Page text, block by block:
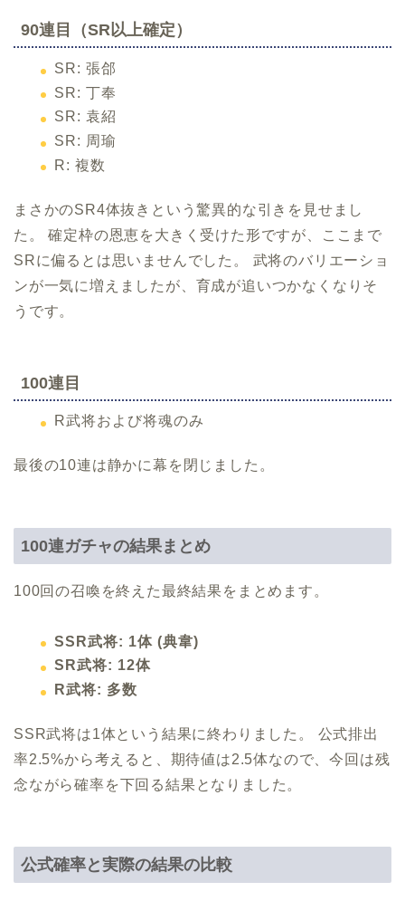
90連目（SR以上確定）
SR: 張郃
SR: 丁奉
SR: 袁紹
SR: 周瑜
R: 複数
まさかのSR4体抜きという驚異的な引きを見せまし
た。 確定枠の恩恵を大きく受けた形ですが、ここまで
SRに偏るとは思いませんでした。 武将のバリエーショ
ンが一気に増えましたが、育成が追いつかなくなりそ
うです。
100連目
R武将および将魂のみ
最後の10連は静かに幕を閉じました。
100連ガチャの結果まとめ
100回の召喚を終えた最終結果をまとめます。
SSR武将: 1体 (典韋)
SR武将: 12体
R武将: 多数
SSR武将は1体という結果に終わりました。 公式排出
率2.5%から考えると、期待値は2.5体なので、今回は残
念ながら確率を下回る結果となりました。
公式確率と実際の結果の比較